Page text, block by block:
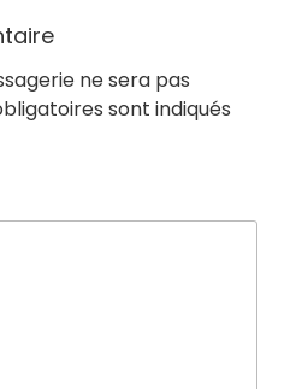
ne sera pas
sont indiqués